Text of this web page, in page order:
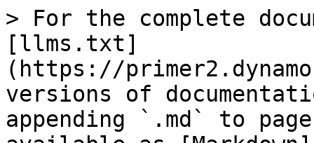
> For the complete
[llms.txt]
(https://
versions of
appending `.md` to